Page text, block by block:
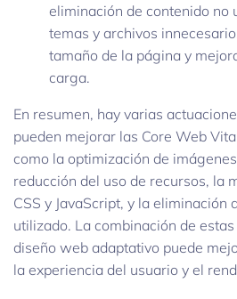
eliminación de contenido no
temas y archivos
tamaño de la página y
carga.
En resumen, hay varias
pueden mejorar las Core Web
como la optimización de
reducción del uso de recursos, la
CSS y JavaScript, y la eliminación
utilizado. La combinación de
diseño web adaptativo puede
la experiencia del usuario y el